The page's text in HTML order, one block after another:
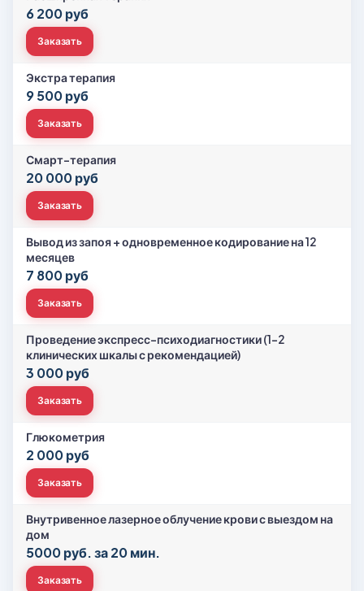
6 200 руб
Заказать
Экстра терапия
9 500 руб
Заказать
Смарт-терапия
20 000 руб
Заказать
Вывод из запоя + одновременное кодирование на 12
месяцев
7 800 руб
Заказать
Проведение экспресс-психодиагностики (1-2
клинических шкалы с рекомендацией)
3 000 руб
Заказать
Глюкометрия
2 000 руб
Заказать
Внутривенное лазерное облучение крови с выездом на
дом
5000 руб. за 20 мин.
Заказать